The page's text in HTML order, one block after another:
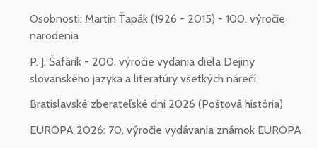
Osobnosti: Martin Ťapák (1926 - 2015) - 100. výročie
narodenia
P. J. Šafárik - 200. výročie vydania diela Dejiny
slovanského jazyka a literatúry všetkých nárečí
Bratislavské zberateľské dni 2026 (Poštová história)
EUROPA 2026: 70. výročie vydávania známok EUROPA